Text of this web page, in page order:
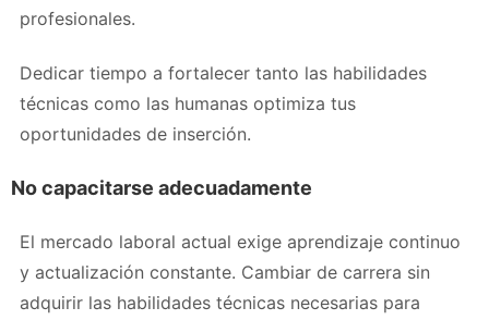
profesionales.
Dedicar tiempo a fortalecer tanto las habilidades
técnicas como las humanas optimiza tus
oportunidades de inserción.
No capacitarse adecuadamente
El mercado laboral actual exige aprendizaje continuo
y actualización constante. Cambiar de carrera sin
adquirir las habilidades técnicas necesarias para